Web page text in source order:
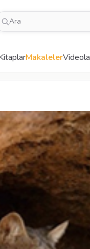
Ara
Makaleler